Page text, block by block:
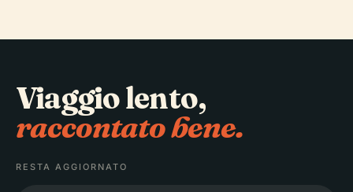
Viaggio lento,
raccontato bene.
RESTA AGGIORNATO